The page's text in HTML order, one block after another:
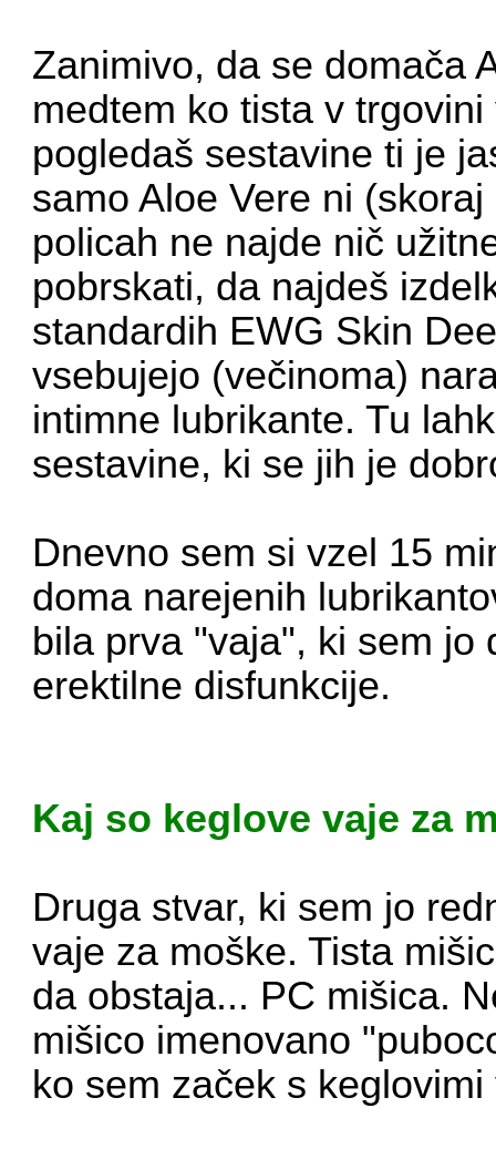
Zanimivo, da se domača
medtem ko tista v
pogledaš sestavine ti je
samo Aloe Vere ni
policah ne najde nič
pobrskati, da najdeš
standardih EWG Skin
vsebujejo (večinoma)
intimne lubrikante. Tu
sestavine, ki se jih je
Dnevno sem si vzel 15
doma narejenih
bila prva "vaja", ki sem jo
erektilne disfunkcije.
Kaj so keglove vaje za
Druga stvar, ki sem jo
vaje za moške. Tista
da obstaja... PC mišica.
mišico imenovano
ko sem začek s